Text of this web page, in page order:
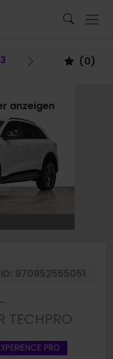
Vorheriges
(0)
anzeigen
merken
ID: 970852555051
TECHPRO
PRO